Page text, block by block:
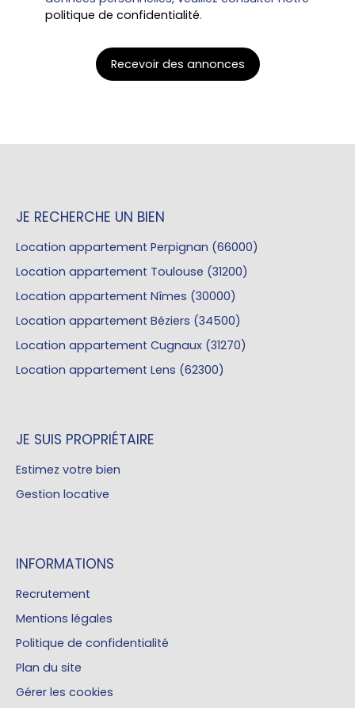
politique de confidentialité.
Recevoir des annonces
JE RECHERCHE UN BIEN
Location appartement Perpignan (66000)
Location appartement Toulouse (31200)
Location appartement Nîmes (30000)
Location appartement Béziers (34500)
Location appartement Cugnaux (31270)
Location appartement Lens (62300)
JE SUIS PROPRIÉTAIRE
Estimez votre bien
Gestion locative
INFORMATIONS
Recrutement
Mentions légales
Politique de confidentialité
Plan du site
Gérer les cookies